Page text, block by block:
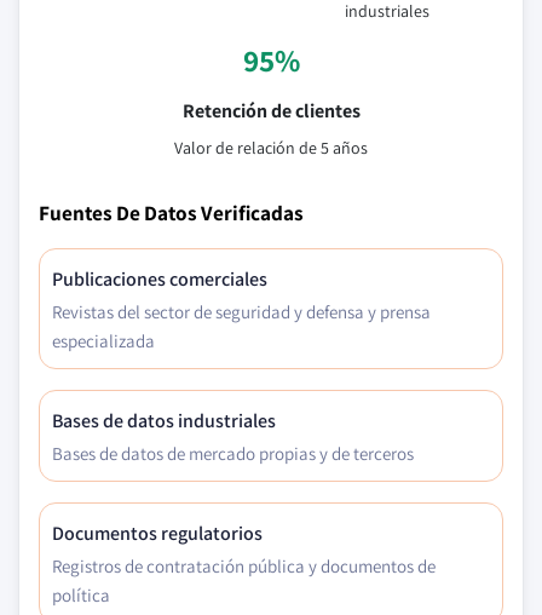
industriales
95%
Retención de clientes
Valor de relación de 5 años
Fuentes De Datos Verificadas
Publicaciones comerciales
Revistas del sector de seguridad y defensa y prensa
especializada
Bases de datos industriales
Bases de datos de mercado propias y de terceros
Documentos regulatorios
Registros de contratación pública y documentos de
política